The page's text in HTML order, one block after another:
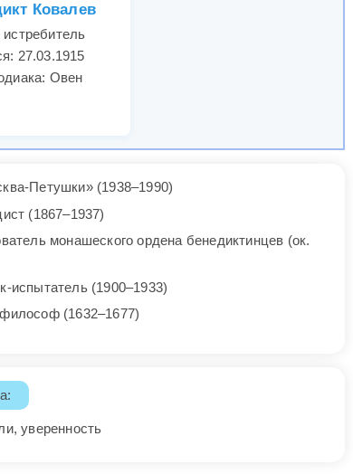
Ковалев
истребитель
27.03.1915
Овен
Петушки» (1938–1990)
(1867–1937)
монашеского ордена бенедиктинцев (ок.
испытатель (1900–1933)
(1632–1677)
уверенность